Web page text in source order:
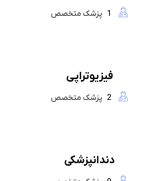
1 پزشک متخصص
فیزیوتراپی
2 پزشک متخصص
دندانپزشکی